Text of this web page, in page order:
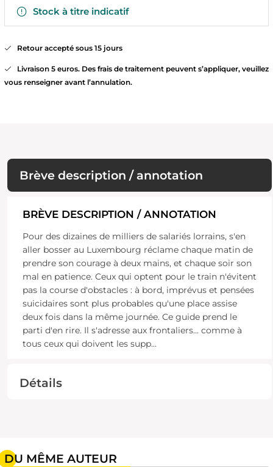
Stock à titre indicatif
Retour accepté sous 15 jours
Livraison 5 euros. Des frais de traitement peuvent s’appliquer, veuillez
vous renseigner avant l’annulation.
Brève description / annotation
BRÈVE DESCRIPTION / ANNOTATION
Pour des dizaines de milliers de salariés lorrains, s'en
aller bosser au Luxembourg réclame chaque matin de
prendre son courage à deux mains, et chaque soir son
mal en patience. Ceux qui optent pour le train n'évitent
pas la course d'obstacles : à bord, imprévus et pensées
suicidaires sont plus probables qu'une place assise
deux fois dans la même journée. Ce guide prend le
parti d'en rire. Il s'adresse aux frontaliers... comme à
tous ceux qui doivent les supp...
Détails
DU MÊME AUTEUR